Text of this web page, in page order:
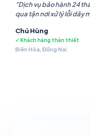
"Dịch vụ bảo hành 24
qua tận nơi xử lý lỗi dây
Chú Hùng
✓ Khách hàng thân thiết
Biên Hòa, Đồng Nai